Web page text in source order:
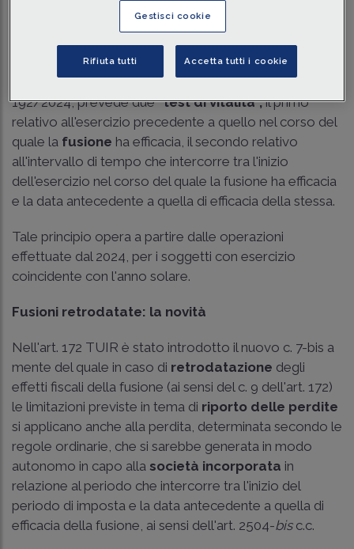
Premessa
Il c. 7 dell'art. 172 TUIR, come modificato dal Decreto
192/2024, prevede due“test di vitalità”,il primo
relativo all'esercizio precedente a quello nel corso del
quale la fusione ha efficacia, il secondo relativo
all'intervallo di tempo che intercorre tra l'inizio
dell'esercizio nel corso del quale la fusione ha efficacia
e la data antecedente a quella di efficacia della stessa.
Tale principio opera a partire dalle operazioni
effettuate dal 2024, per i soggetti con esercizio
coincidente con l'anno solare.
Fusioni retrodatate: la novità
Nell'art. 172 TUIR è stato introdotto il nuovo c. 7-bis a
mente del quale in caso di retrodatazione degli
effetti fiscali della fusione (ai sensi del c. 9 dell'art. 172)
le limitazioni previste in tema di riporto delle perdite
si applicano anche alla perdita, determinata secondo le
regole ordinarie, che si sarebbe generata in modo
autonomo in capo alla società incorporata in
relazione al periodo che intercorre tra l'inizio del
periodo di imposta e la data antecedente a quella di
efficacia della fusione, ai sensi dell'art. 2504-bisc.c.
Gestisci cookie
Rifiuta tutti Accetta tutti i cookie